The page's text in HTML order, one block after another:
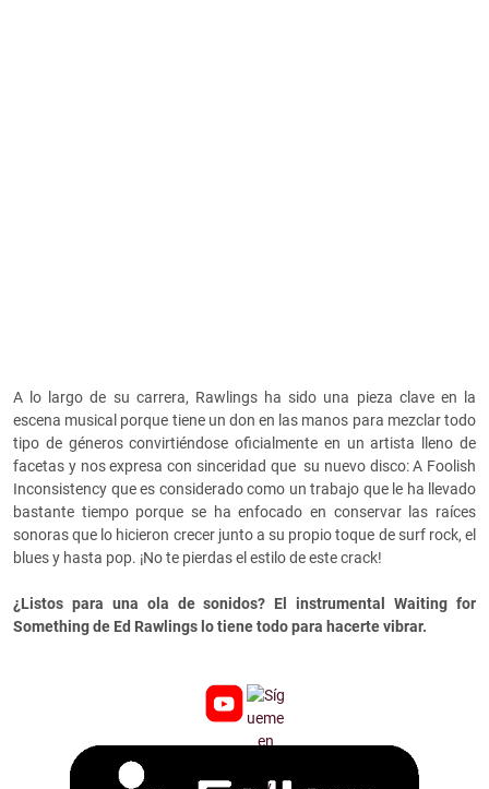
A lo largo de su carrera, Rawlings ha sido una pieza clave en la
escena musical porque tiene un don en las manos para mezclar todo
tipo de géneros convirtiéndose oficialmente en un artista lleno de
facetas y nos expresa con sinceridad que su nuevo disco: A Foolish
Inconsistency que es considerado como un trabajo que le ha llevado
bastante tiempo porque se ha enfocado en conservar las raíces
sonoras que lo hicieron crecer junto a su propio toque de surf rock, el
blues y hasta pop. ¡No te pierdas el estilo de este crack!
¿Listos para una ola de sonidos? El instrumental Waiting for
Something de Ed Rawlings lo tiene todo para hacerte vibrar.